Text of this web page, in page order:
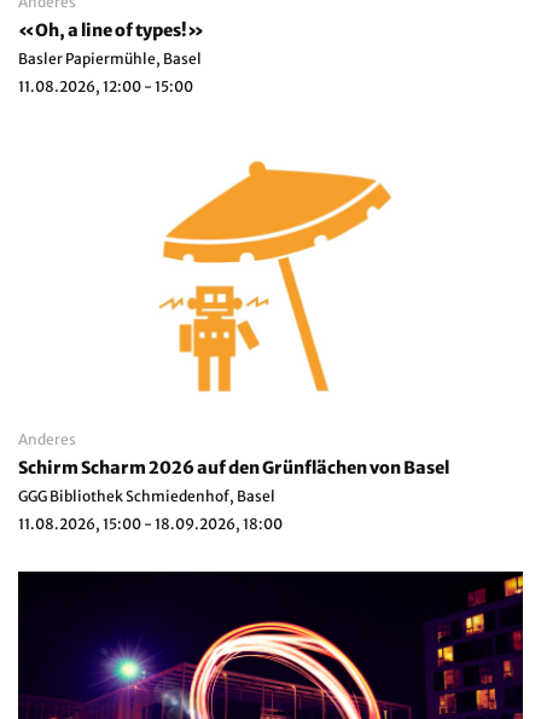
«Oh, a line of types!»
Basler Papiermühle, Basel
11.08.2026, 12:00 - 15:00
Anderes
Schirm Scharm 2026 auf den Grünflächen von Basel
GGG Bibliothek Schmiedenhof, Basel
11.08.2026, 15:00 - 18.09.2026, 18:00